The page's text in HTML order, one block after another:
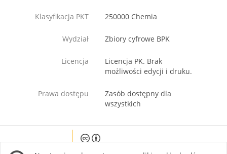
Klasyfikacja PKT 250000 Chemia
Wydział Zbiory cyfrowe BPK
Licencja
Licencja PK. Brak
możliwości edycji i druku.
Prawa dostępu
Zasób dostępny dla
wszystkich